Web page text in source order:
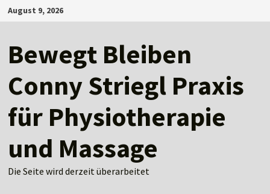
Zum
Inhalt
August 9, 2026
Bewegt Bleiben
Conny Striegl Praxis
für Physiotherapie
und Massage
Die Seite wird derzeit überarbeitet